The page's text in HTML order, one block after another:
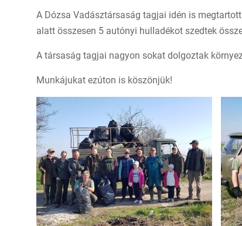
A Dózsa Vadásztársaság tagjai idén is
alatt összesen 5 autónyi hulladékot szedtek
A társaság tagjai nagyon sokat dolgoztak
Munkájukat ezúton is köszönjük!